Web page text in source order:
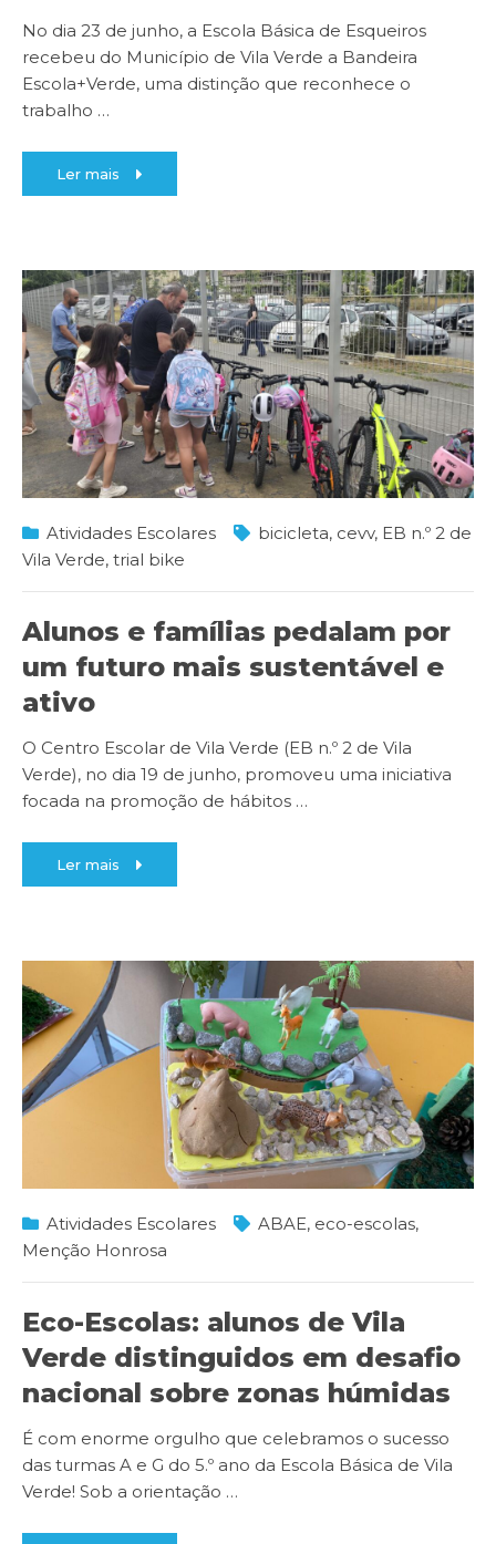
No dia 23 de junho, a Escola Básica de Esqueiros
recebeu do Município de Vila Verde a Bandeira
Escola+Verde, uma distinção que reconhece o
trabalho …
Ler mais
Atividades Escolares bicicleta, cevv, EB n.º 2 de
Vila Verde, trial bike
Alunos e famílias pedalam por
um futuro mais sustentável e
ativo
O Centro Escolar de Vila Verde (EB n.º 2 de Vila
Verde), no dia 19 de junho, promoveu uma iniciativa
focada na promoção de hábitos …
Ler mais
Atividades Escolares ABAE, eco-escolas,
Menção Honrosa
Eco-Escolas: alunos de Vila
Verde distinguidos em desafio
nacional sobre zonas húmidas
​É com enorme orgulho que celebramos o sucesso
das turmas A e G do 5.º ano da Escola Básica de Vila
Verde! Sob a orientação …